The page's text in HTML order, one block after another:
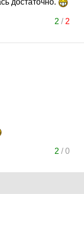
достаточно.
2 / 2
2 /0